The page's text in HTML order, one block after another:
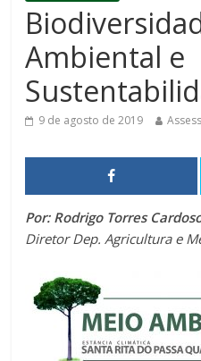
Ambiental e
9 de agosto de 2019
Por: Rodrigo Torres
Diretor Dep. Agricultura e